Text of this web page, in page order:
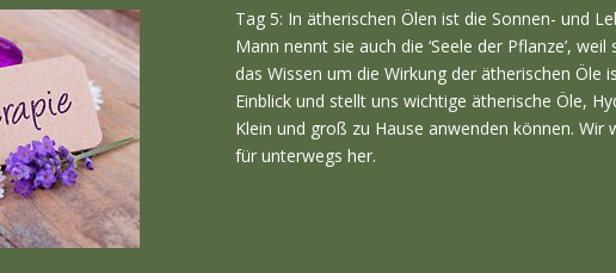
Tag 5: In ätherischen Ölen ist die Sonnen- und
Mann nennt sie auch die ‘Seele der Pflanze’,
das Wissen um die Wirkung der ätherischen Öle
Einblick und stellt uns wichtige ätherische Öle,
Klein und groß zu Hause anwenden können. Wir
für unterwegs her.